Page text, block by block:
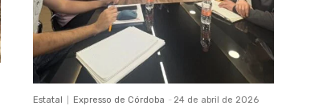
Estatal Expresso de Córdoba - 24 de abril de 2026